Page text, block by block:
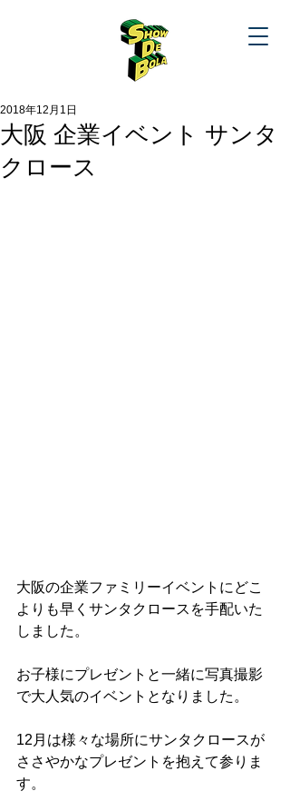
大阪 企業イベント サンタ
クロース
2018年12月1日
大阪の企業ファミリーイベントにどこ
よりも早くサンタクロースを手配いた
しました。
お子様にプレゼントと一緒に写真撮影
で大人気のイベントとなりました。
12月は様々な場所にサンタクロースが
ささやかなプレゼントを抱えて参りま
す。